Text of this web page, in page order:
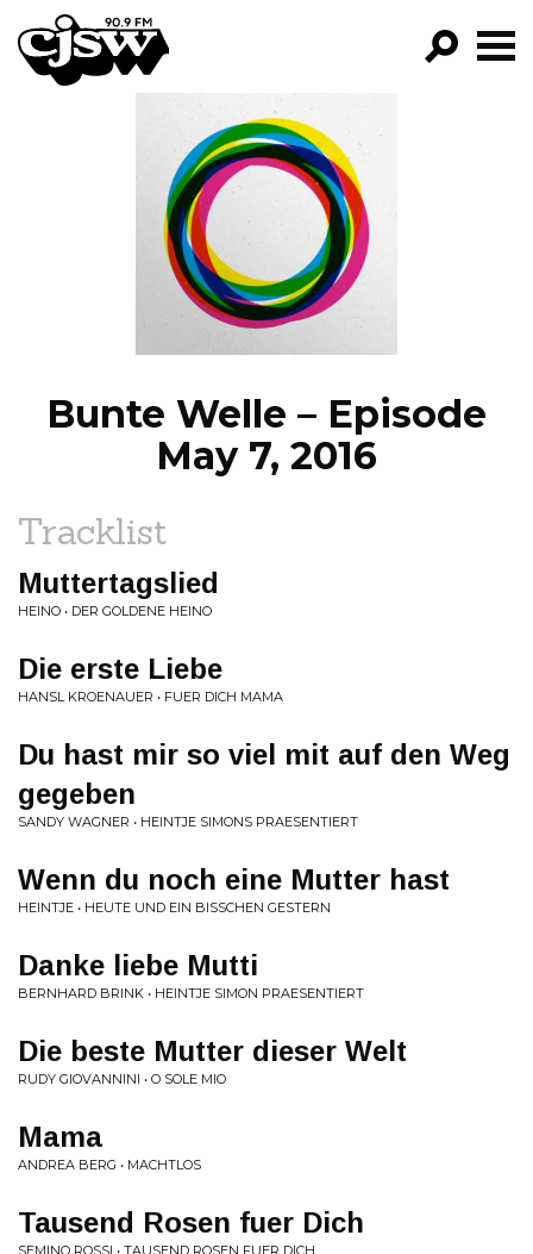
CJSW
FILTER BY:
PROGRAMS
EPISODES
NEWS
Bunte Welle – Episode
May 7, 2016
Tracklist
Muttertagslied
HEINO • DER GOLDENE HEINO
Die erste Liebe
HANSL KROENAUER • FUER DICH MAMA
Du hast mir so viel mit auf den Weg
gegeben
SANDY WAGNER • HEINTJE SIMONS PRAESENTIERT
Wenn du noch eine Mutter hast
HEINTJE • HEUTE UND EIN BISSCHEN GESTERN
Danke liebe Mutti
BERNHARD BRINK • HEINTJE SIMON PRAESENTIERT
Die beste Mutter dieser Welt
RUDY GIOVANNINI • O SOLE MIO
Mama
ANDREA BERG • MACHTLOS
Tausend Rosen fuer Dich
SEMINO ROSSI • TAUSEND ROSEN FUER DICH